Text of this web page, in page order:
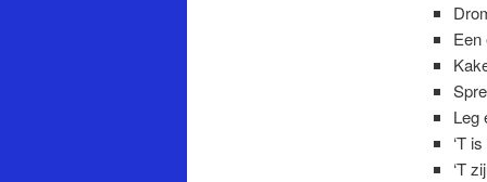
Een
Leg
‘T
‘T